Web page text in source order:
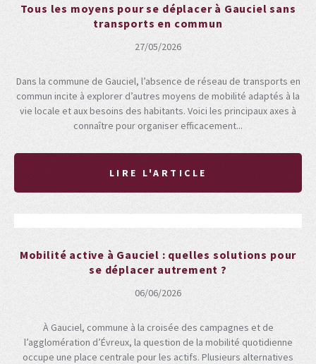
Tous les moyens pour se déplacer à Gauciel sans
transports en commun
27/05/2026
Dans la commune de Gauciel, l’absence de réseau de transports en
commun incite à explorer d’autres moyens de mobilité adaptés à la
vie locale et aux besoins des habitants. Voici les principaux axes à
connaître pour organiser efficacement...
LIRE L'ARTICLE
Mobilité active à Gauciel : quelles solutions pour
se déplacer autrement ?
06/06/2026
À Gauciel, commune à la croisée des campagnes et de
l’agglomération d’Évreux, la question de la mobilité quotidienne
occupe une place centrale pour les actifs. Plusieurs alternatives